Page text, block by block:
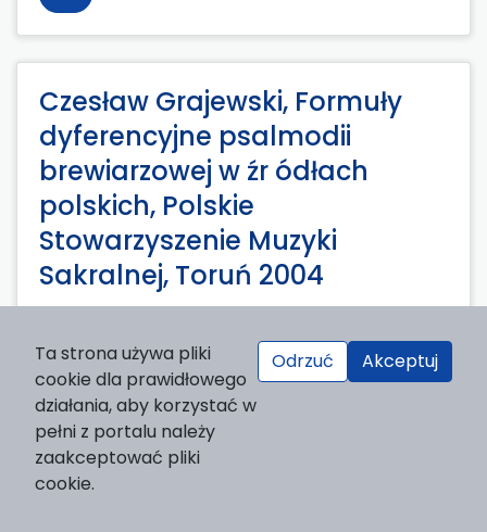
Czesław Grajewski, Formuły
dyferencyjne psalmodii
brewiarzowej w źr ódłach
polskich, Polskie
Stowarzyszenie Muzyki
Sakralnej, Toruń 2004
Krzysztof Niegowski
576-582
https://doi.org/10.21852/sem.2005.21.41
30.06.2005
PDF
Ta strona używa pliki
cookie dla prawidłowego
działania, aby korzystać w
pełni z portalu należy
zaakceptować pliki
cookie.
Odrzuć Akceptuj